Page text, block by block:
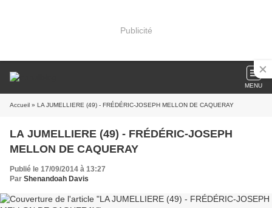
Publicité
MENU
Accueil » LA JUMELLIERE (49) - FRÉDÉRIC-JOSEPH MELLON DE CAQUERAY
LA JUMELLIERE (49) - FRÉDÉRIC-JOSEPH
MELLON DE CAQUERAY
Publié le 17/09/2014 à 13:27
Par Shenandoah Davis